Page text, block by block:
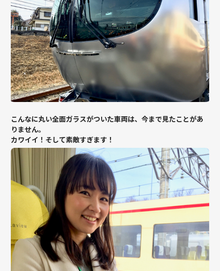
こんなに丸い全面ガラスがついた車両は、今まで見たことがあ
りません。
カワイイ！そして素敵すぎます！